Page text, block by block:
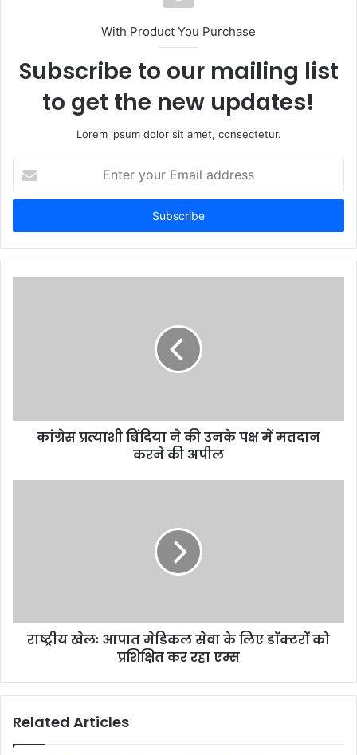
With Product You Purchase
Subscribe to our mailing list
to get the new updates!
Lorem ipsum dolor sit amet, consectetur.
your
Email
कांग्रेस प्रत्याशी बिंदिया ने की उनके पक्ष में मतदान
करने की अपील
राष्ट्रीय खेलः आपात मेडिकल सेवा के लिए डाॅक्टरों को
प्रशिक्षित कर रहा एम्स
Related Articles